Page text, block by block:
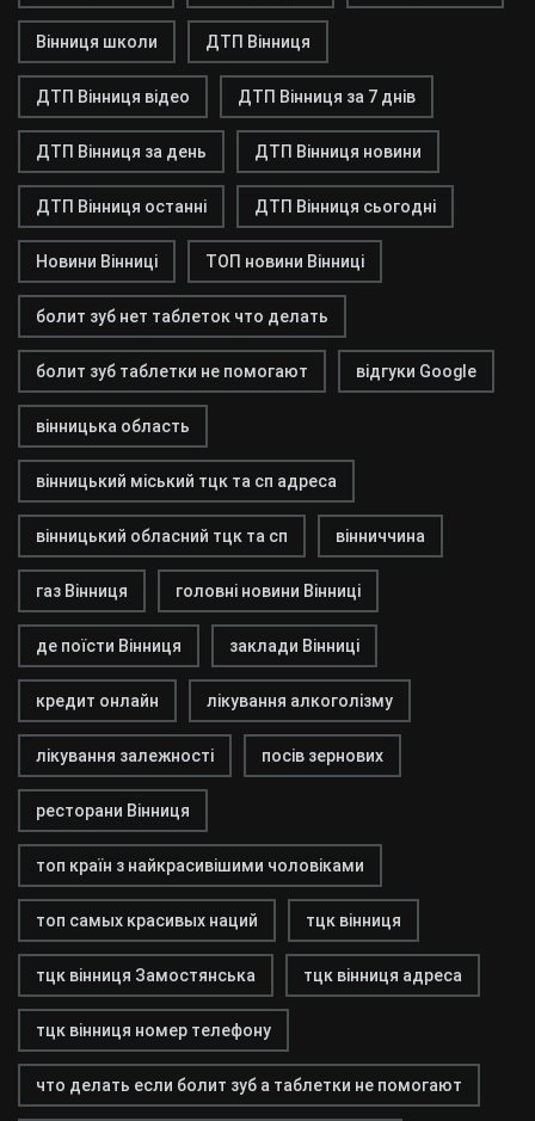
Вінниця школи ДТП Вінниця
ДТП Вінниця відео ДТП Вінниця за 7 днів
ДТП Вінниця за день ДТП Вінниця новини
ДТП Вінниця останні ДТП Вінниця сьогодні
Новини Вінниці ТОП новини Вінниці
болит зуб нет таблеток что делать
болит зуб таблетки не помогают відгуки Google
вінницька область
вінницький міський тцк та сп адреса
вінницький обласний тцк та сп вінниччина
газ Вінниця головні новини Вінниці
де поїсти Вінниця заклади Вінниці
кредит онлайн лікування алкоголізму
лікування залежності посів зернових
ресторани Вінниця
топ країн з найкрасивішими чоловіками
топ самых красивых наций тцк вінниця
тцк вінниця Замостянська тцк вінниця адреса
тцк вінниця номер телефону
что делать если болит зуб а таблетки не помогают